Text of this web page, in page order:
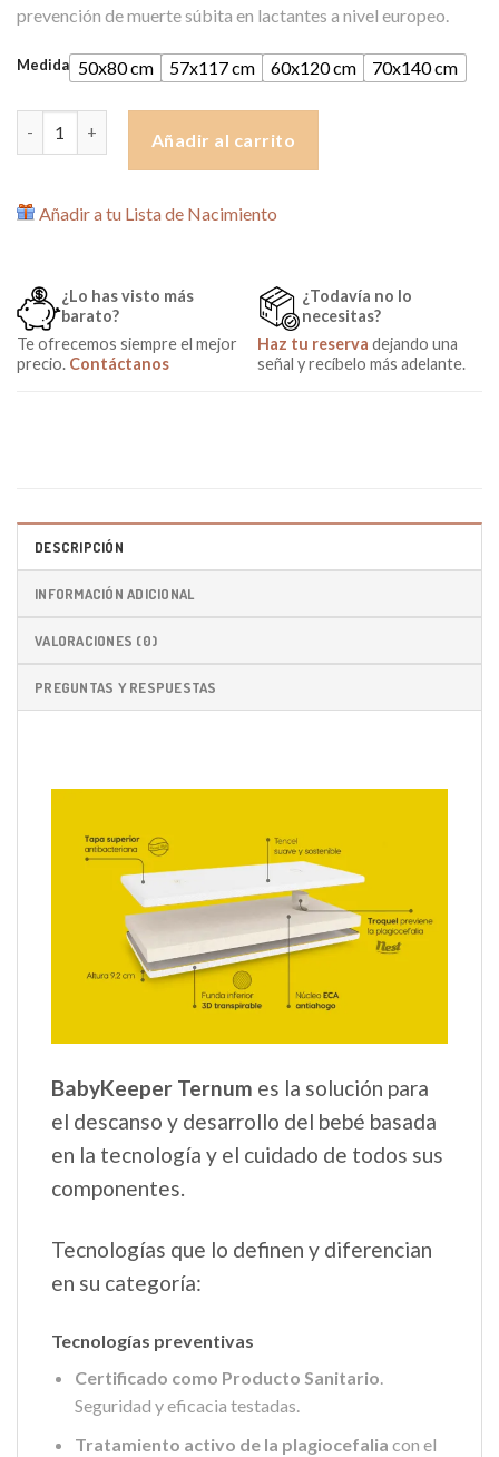
prevención de muerte súbita en lactantes a nivel europeo.
Medida 50x80 cm 57x117 cm 60x120 cm 70x140 cm
Añadir al carrito
Añadir a tu Lista de Nacimiento
¿Lo has visto más
barato?
Te ofrecemos siempre el mejor
precio. Contáctanos
¿Todavía no lo
necesitas?
Haz tu reserva dejando una
señal y recíbelo más adelante.
DESCRIPCIÓN
INFORMACIÓN ADICIONAL
VALORACIONES (0)
PREGUNTAS Y RESPUESTAS
BabyKeeper Ternum es la solución para
el descanso y desarrollo del bebé basada
en la tecnología y el cuidado de todos sus
componentes.
Tecnologías que lo definen y diferencian
en su categoría:
Tecnologías preventivas
Certificado como Producto Sanitario.
Seguridad y eficacia testadas.
Tratamiento activo de la plagiocefalia con el